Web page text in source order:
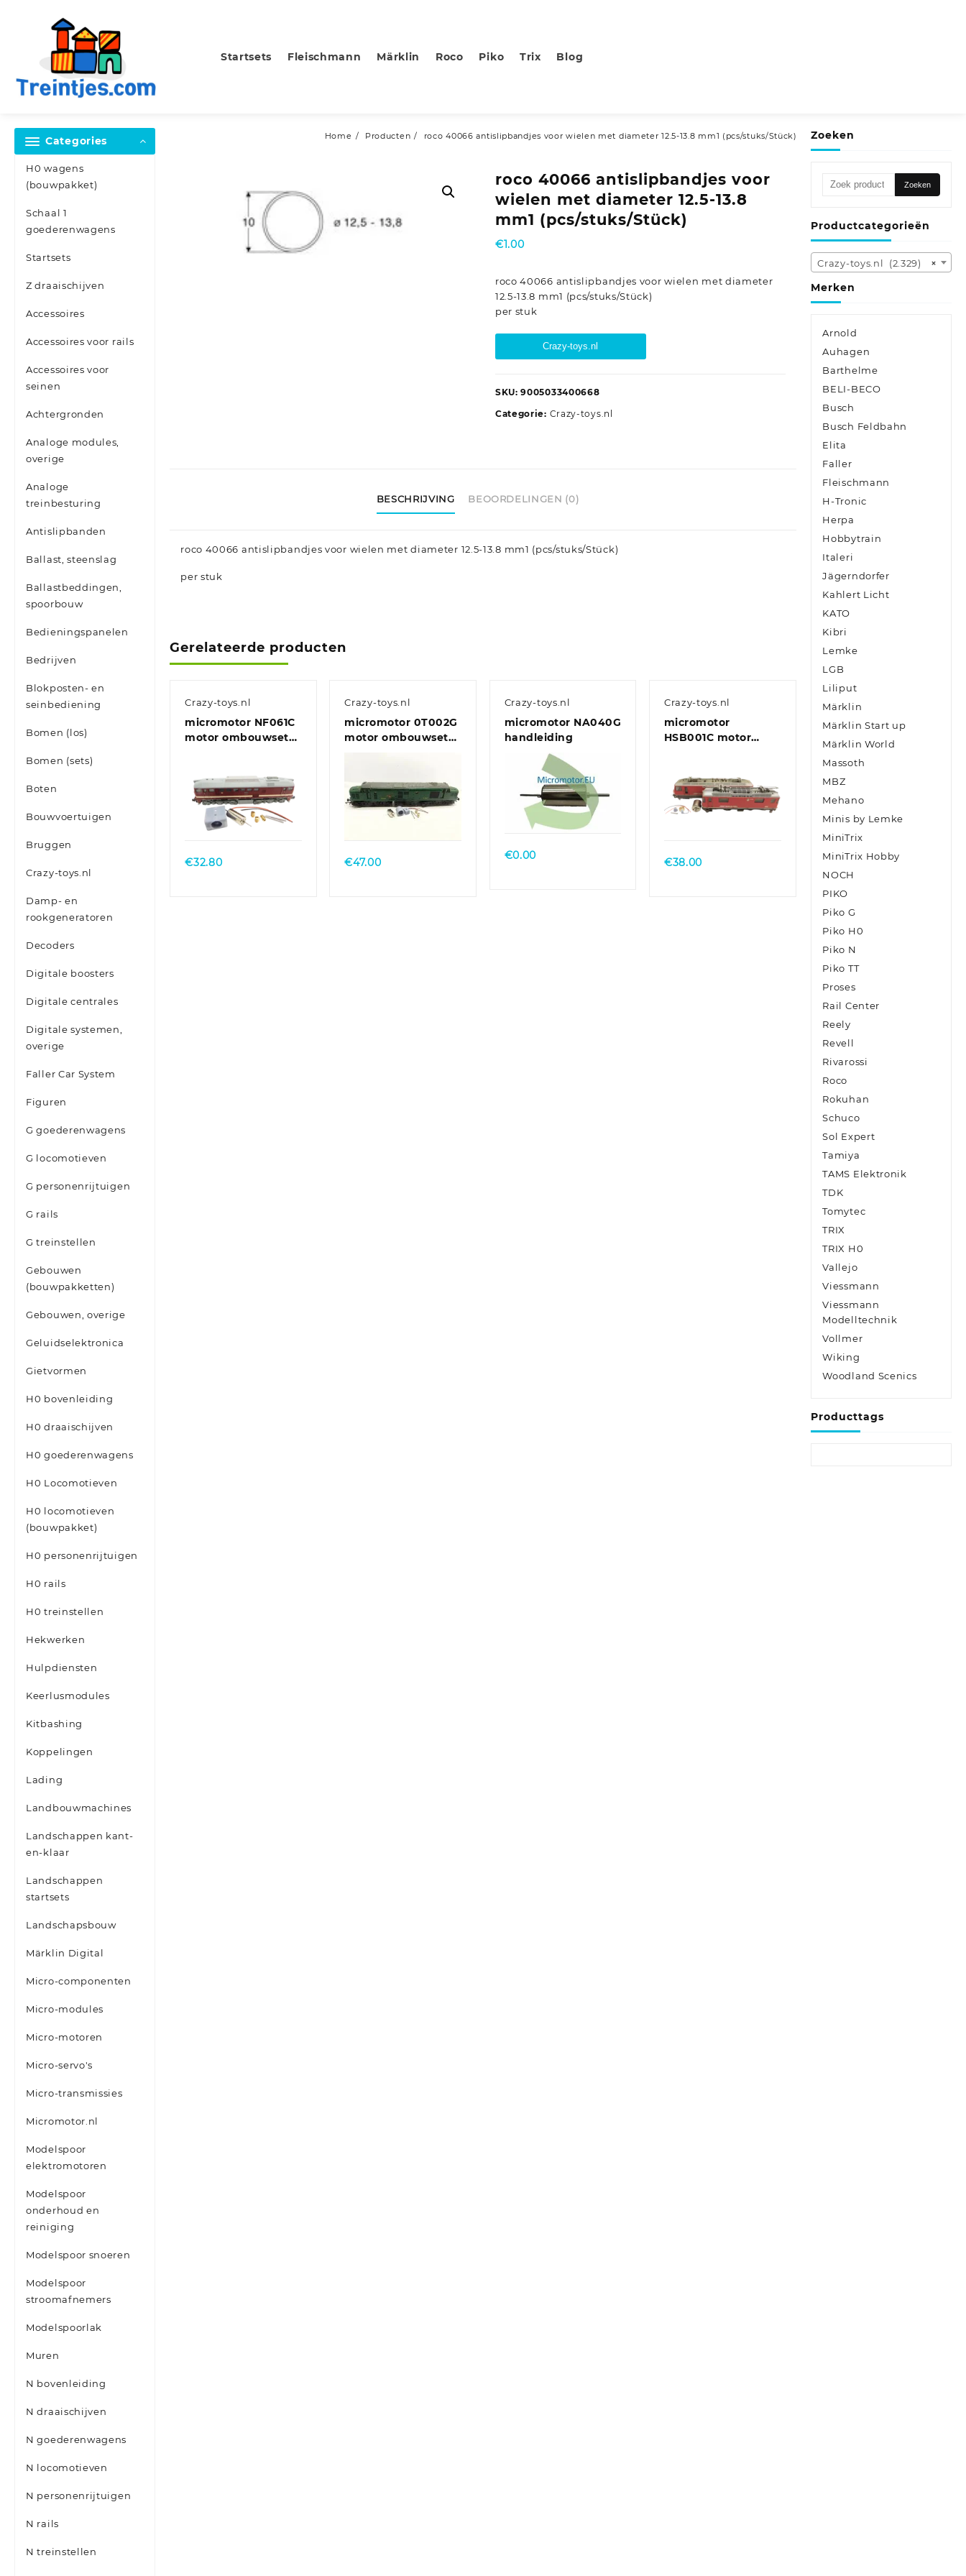
Startsets Fleischmann Märklin Roco Piko Trix Blog
Categories
H0 wagens
(bouwpakket)
Schaal 1
goederenwagens
Startsets
Z draaischijven
Accessoires
Accessoires voor rails
Accessoires voor
seinen
Achtergronden
Analoge modules,
overige
Analoge
treinbesturing
Antislipbanden
Ballast, steenslag
Ballastbeddingen,
spoorbouw
Bedieningspanelen
Bedrijven
Blokposten- en
seinbediening
Bomen (los)
Bomen (sets)
Boten
Bouwvoertuigen
Bruggen
Crazy-toys.nl
Damp- en
rookgeneratoren
Decoders
Digitale boosters
Digitale centrales
Digitale systemen,
overige
Faller Car System
Figuren
G goederenwagens
G locomotieven
G personenrijtuigen
G rails
G treinstellen
Gebouwen
(bouwpakketten)
Gebouwen, overige
Geluidselektronica
Gietvormen
H0 bovenleiding
H0 draaischijven
H0 goederenwagens
H0 Locomotieven
H0 locomotieven
(bouwpakket)
H0 personenrijtuigen
H0 rails
H0 treinstellen
Hekwerken
Hulpdiensten
Keerlusmodules
Kitbashing
Koppelingen
Lading
Landbouwmachines
Landschappen kant-
en-klaar
Landschappen
startsets
Landschapsbouw
Märklin Digital
Micro-componenten
Micro-modules
Micro-motoren
Micro-servo's
Micro-transmissies
Micromotor.nl
Modelspoor
elektromotoren
Modelspoor
onderhoud en
reiniging
Modelspoor snoeren
Modelspoor
stroomafnemers
Modelspoorlak
Muren
N bovenleiding
N draaischijven
N goederenwagens
N locomotieven
N personenrijtuigen
N rails
N treinstellen
Home Producten roco 40066 antislipbandjes voor wielen met diameter 12.5-13.8 mm1 (pcs/stuks/Stück)
roco 40066 antislipbandjes voor
wielen met diameter 12.5-13.8
mm1 (pcs/stuks/Stück)
€1.00
roco 40066 antislipbandjes voor wielen met diameter
12.5-13.8 mm1 (pcs/stuks/Stück)
per stuk
Crazy-toys.nl
SKU:9005033400668
Categorie: Crazy-toys.nl
BESCHRIJVING BEOORDELINGEN (0)
roco 40066 antislipbandjes voor wielen met diameter 12.5-13.8 mm1 (pcs/stuks/Stück)
per stuk
Gerelateerde producten
Crazy-toys.nl
micromotor NF061C
motor ombouwset
62, T 679
€32.80
Crazy-toys.nl
micromotor 0T002G
motor ombouwset
Class 77-EM2
€47.00
Crazy-toys.nl
micromotor NA040G
handleiding
€0.00
Crazy-toys.nl
micromotor
HSB001C motor
(Ronde
Mashimamotor met
Schnittstelle en
€38.00
Zoeken
Zoeken
Zoeken
Productcategorieën
×
Crazy-toys.nl (2.329)
Merken
Arnold
Auhagen
Barthelme
BELI-BECO
Busch
Busch Feldbahn
Elita
Faller
Fleischmann
H-Tronic
Herpa
Hobbytrain
Italeri
Jägerndorfer
Kahlert Licht
KATO
Kibri
Lemke
LGB
Liliput
Märklin
Märklin Start up
Märklin World
Massoth
MBZ
Mehano
Minis by Lemke
MiniTrix
MiniTrix Hobby
NOCH
PIKO
Piko G
Piko H0
Piko N
Piko TT
Proses
Rail Center
Reely
Revell
Rivarossi
Roco
Rokuhan
Schuco
Sol Expert
Tamiya
TAMS Elektronik
TDK
Tomytec
TRIX
TRIX H0
Vallejo
Viessmann
Viessmann
Modelltechnik
Vollmer
Wiking
Woodland Scenics
Producttags